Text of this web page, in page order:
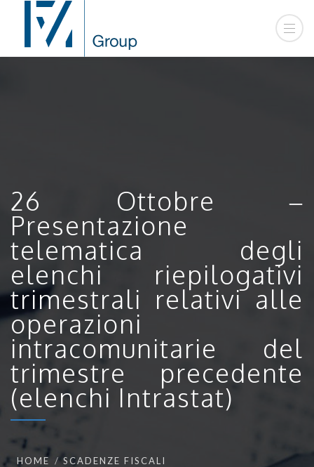
26 Ottobre –
Presentazione
telematica degli
elenchi riepilogativi
trimestrali relativi alle
operazioni
intracomunitarie del
trimestre precedente
(elenchi Intrastat)
HOME
SCADENZE FISCALI